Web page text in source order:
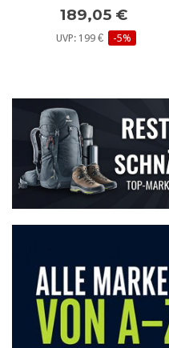
189,05 €
UVP: 199 € -5%